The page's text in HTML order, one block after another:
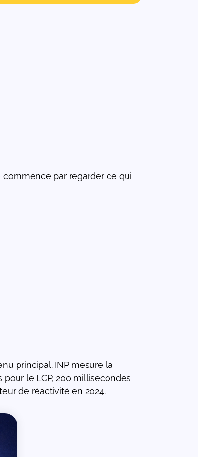
par regarder ce qui
principal. INP mesure la
le LCP, 200 millisecondes
de réactivité en 2024.